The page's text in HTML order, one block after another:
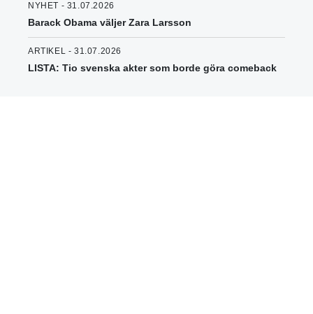
NYHET - 31.07.2026
Barack Obama väljer Zara Larsson
ARTIKEL - 31.07.2026
LISTA: Tio svenska akter som borde göra comeback